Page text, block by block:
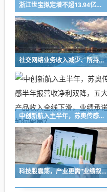
浙江世宝拟定增不超13.94亿元，加码智能转向系统产业化，年内股价已跌27%
社交网络业务收入减少、所持加密货币减值，映宇宙预计上半年净利缩水30%
中创新航入主半年，苏奥传感半年报营收净利双降，五大产品收入全线下滑，业绩承诺如何破局？
科技股震荡，产业更需“业绩叙事”